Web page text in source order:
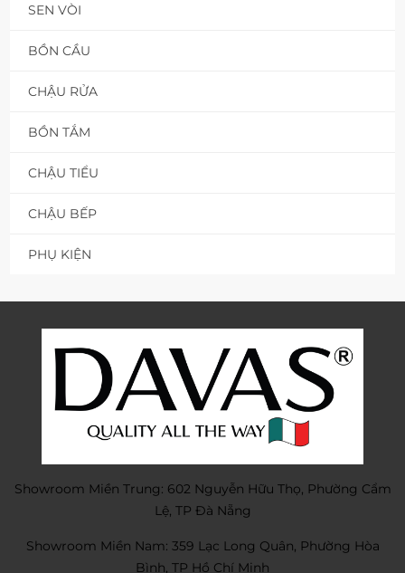
SEN VÒI
BỒN CẦU
CHẬU RỬA
BỒN TẮM
CHẬU TIỂU
CHẬU BẾP
PHỤ KIỆN
Showroom Miền Trung: 602 Nguyễn Hữu Thọ, Phường Cẩm
Lệ, TP Đà Nẵng
Showroom Miền Nam: 359 Lạc Long Quân, Phường Hòa
Bình, TP Hồ Chí Minh